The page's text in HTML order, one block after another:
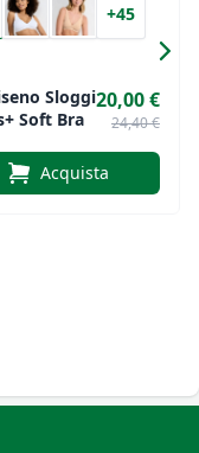
occhiello
+45
Sloggi
Soft Bra
20,00 €
24,40 €
Acquista